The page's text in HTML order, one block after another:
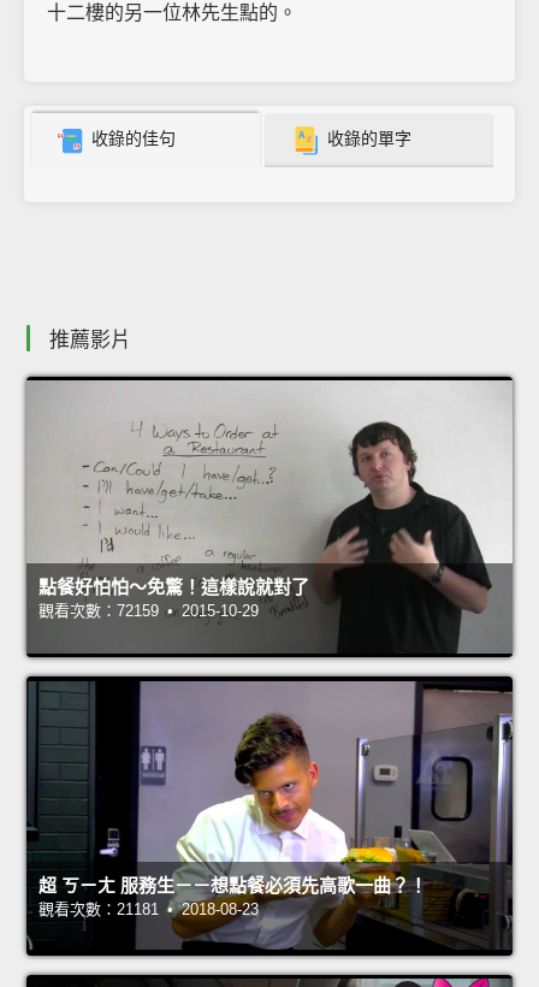
十二樓的另一位林先生點的。
收錄的佳句 收錄的單字
推薦影片
點餐好怕怕～免驚！這樣說就對了
觀看次數：72159 • 2015-10-29
超 ㄎㄧㄤ 服務生－－想點餐必須先高歌一曲？！
觀看次數：21181 • 2018-08-23